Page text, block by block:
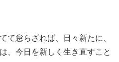
て怠らざれば、日々新たに、
、今日を新しく生き直すこと